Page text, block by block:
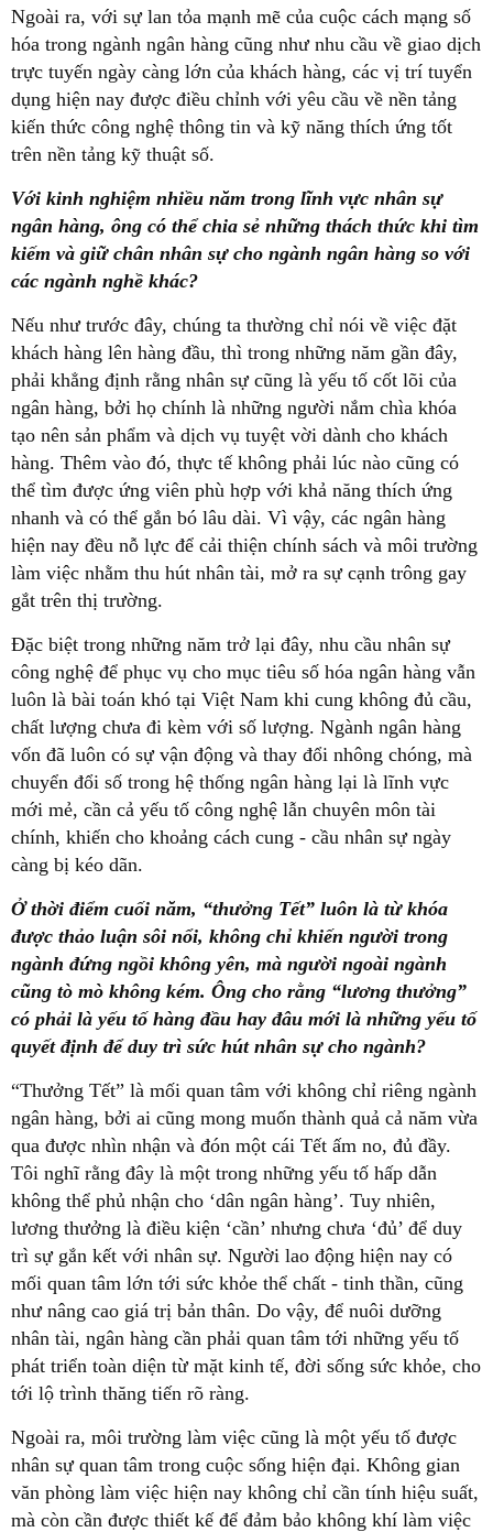
Ngoài ra, với sự lan tỏa mạnh mẽ của cuộc cách mạng số
hóa trong ngành ngân hàng cũng như nhu cầu về giao dịch
trực tuyến ngày càng lớn của khách hàng, các vị trí tuyển
dụng hiện nay được điều chỉnh với yêu cầu về nền tảng
kiến thức công nghệ thông tin và kỹ năng thích ứng tốt
trên nền tảng kỹ thuật số.
Với kinh nghiệm nhiều năm trong lĩnh vực nhân sự
ngân hàng, ông có thể chia sẻ những thách thức khi tìm
kiếm và giữ chân nhân sự cho ngành ngân hàng so với
các ngành nghề khác?
Nếu như trước đây, chúng ta thường chỉ nói về việc đặt
khách hàng lên hàng đầu, thì trong những năm gần đây,
phải khẳng định rằng nhân sự cũng là yếu tố cốt lõi của
ngân hàng, bởi họ chính là những người nắm chìa khóa
tạo nên sản phẩm và dịch vụ tuyệt vời dành cho khách
hàng. Thêm vào đó, thực tế không phải lúc nào cũng có
thể tìm được ứng viên phù hợp với khả năng thích ứng
nhanh và có thể gắn bó lâu dài. Vì vậy, các ngân hàng
hiện nay đều nỗ lực để cải thiện chính sách và môi trường
làm việc nhằm thu hút nhân tài, mở ra sự cạnh trông gay
gắt trên thị trường.
Đặc biệt trong những năm trở lại đây, nhu cầu nhân sự
công nghệ để phục vụ cho mục tiêu số hóa ngân hàng vẫn
luôn là bài toán khó tại Việt Nam khi cung không đủ cầu,
chất lượng chưa đi kèm với số lượng. Ngành ngân hàng
vốn đã luôn có sự vận động và thay đổi nhông chóng, mà
chuyển đổi số trong hệ thống ngân hàng lại là lĩnh vực
mới mẻ, cần cả yếu tố công nghệ lẫn chuyên môn tài
chính, khiến cho khoảng cách cung - cầu nhân sự ngày
càng bị kéo dãn.
Ở thời điểm cuối năm, “thưởng Tết” luôn là từ khóa
được thảo luận sôi nổi, không chỉ khiến người trong
ngành đứng ngồi không yên, mà người ngoài ngành
cũng tò mò không kém. Ông cho rằng “lương thưởng”
có phải là yếu tố hàng đầu hay đâu mới là những yếu tố
quyết định để duy trì sức hút nhân sự cho ngành?
“Thưởng Tết” là mối quan tâm với không chỉ riêng ngành
ngân hàng, bởi ai cũng mong muốn thành quả cả năm vừa
qua được nhìn nhận và đón một cái Tết ấm no, đủ đầy.
Tôi nghĩ rằng đây là một trong những yếu tố hấp dẫn
không thể phủ nhận cho ‘dân ngân hàng’. Tuy nhiên,
lương thưởng là điều kiện ‘cần’ nhưng chưa ‘đủ’ để duy
trì sự gắn kết với nhân sự. Người lao động hiện nay có
mối quan tâm lớn tới sức khỏe thể chất - tinh thần, cũng
như nâng cao giá trị bản thân. Do vậy, để nuôi dưỡng
nhân tài, ngân hàng cần phải quan tâm tới những yếu tố
phát triển toàn diện từ mặt kinh tế, đời sống sức khỏe, cho
tới lộ trình thăng tiến rõ ràng.
Ngoài ra, môi trường làm việc cũng là một yếu tố được
nhân sự quan tâm trong cuộc sống hiện đại. Không gian
văn phòng làm việc hiện nay không chỉ cần tính hiệu suất,
mà còn cần được thiết kế để đảm bảo không khí làm việc